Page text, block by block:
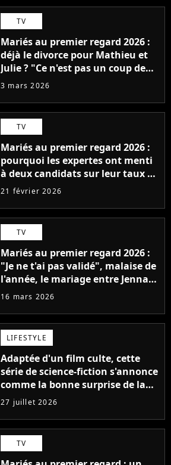
TV
Mariés au premier regard 2026 :
déjà le divorce pour Mathieu et
Julie ? "Ce n'est pas un coup de
foudre"
3 mars 2026
TV
Mariés au premier regard 2026 :
pourquoi les expertes ont menti
à deux candidats sur leur taux de
compatibilité
21 février 2026
TV
Mariés au premier regard 2026 :
"Je ne t'ai pas validé", malaise de
l'année, le mariage entre Jenna
et Laurent tourne à la
16 mars 2026
LIFESTYLE
Adaptée d'un film culte, cette
série de science-fiction s'annonce
comme la bonne surprise de la
fin d'année
27 juillet 2026
TV